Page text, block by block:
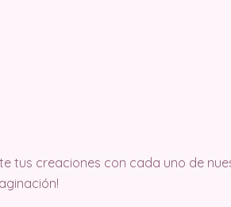
tus creaciones con cada uno de